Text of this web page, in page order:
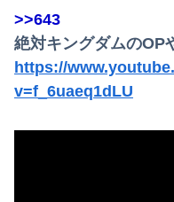
>>643
絶対キングダムのOP
https://
v=f_6uaeq1dLU